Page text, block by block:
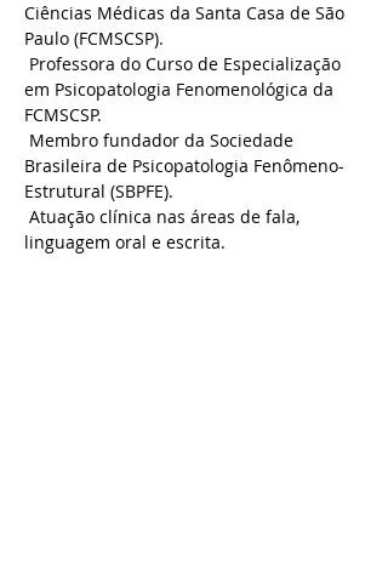
Ciências Médicas da Santa Casa de São
Paulo (FCMSCSP).
em Psicopatologia Fenomenológica da
FCMSCSP.
Brasileira de Psicopatologia Fenômeno-
Estrutural (SBPFE).
linguagem oral e escrita.